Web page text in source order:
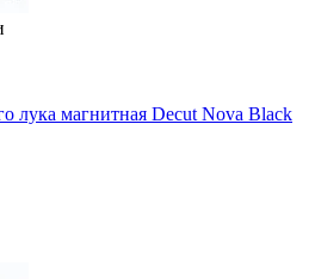
лука магнитная Decut Nova Black